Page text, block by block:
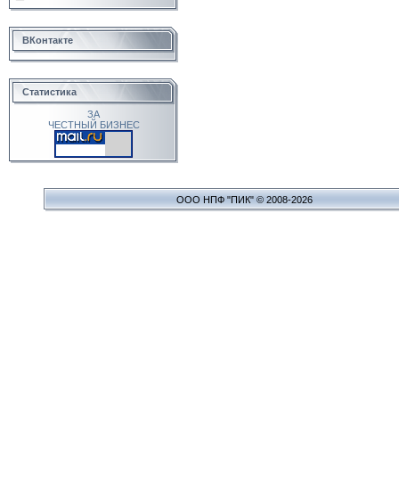
ВКонтакте
Статистика
ЗА
ЧЕСТНЫЙ БИЗНЕС
ООО НПФ "ПИК" © 2008-2026